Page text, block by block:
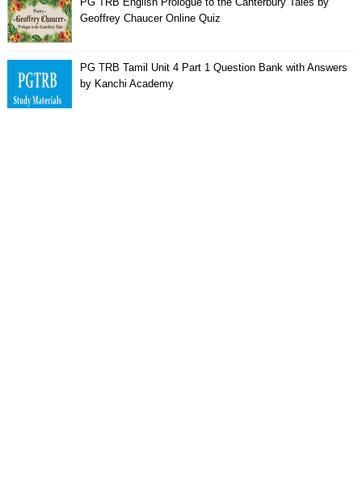
Geoffrey Chaucer Online Quiz
PG TRB Tamil Unit 4 Part 1 Question Bank with Answers
by Kanchi Academy